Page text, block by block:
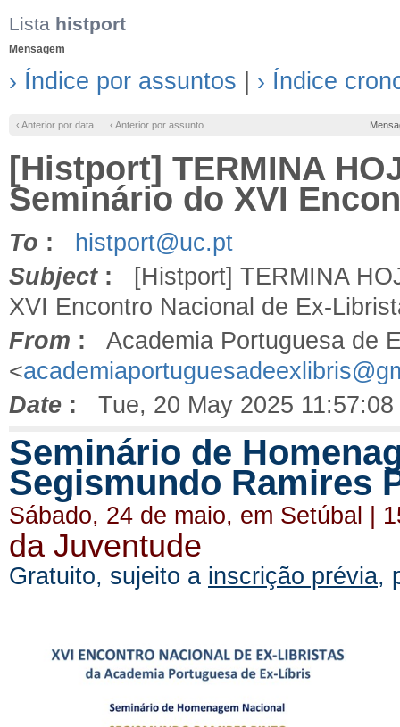
Lista histport
Mensagem
› Índice por assuntos › Índice
‹ Anterior por data ‹ Anterior por assunto
[Histport] TERMINA
Seminário do XVI
To :
histport@uc.pt
Subject: [Histport] TERMINA
XVI Encontro Nacional de Ex-
From : Academia Portuguesa de
<
Date : Tue, 20 May 2025 11:57:08
Seminário de
Segismundo Ramires
Sábado, 24 de maio, em Setúbal |
da Juventude
Gratuito, sujeito a inscrição prévia,